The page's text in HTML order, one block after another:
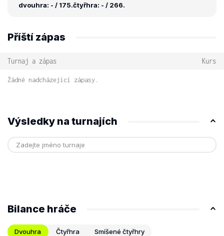
dvouhra: - / 175.čtyřhra: - / 266.
Příští zápas
Turnaj a zápas Kurs
Žádné nadcházející zápasy.
Výsledky na turnajích
Bilance hráče
Dvouhra Čtyřhra Smíšené čtyřhry